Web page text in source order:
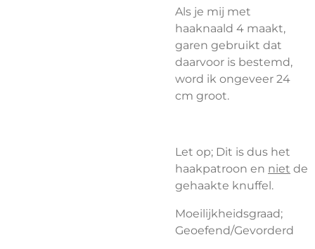
Als je mij met
haaknaald 4 maakt,
garen gebruikt dat
daarvoor is bestemd,
word ik ongeveer 24
cm groot.
Let op; Dit is dus het
haakpatroon en niet de
gehaakte knuffel.
Moeilijkheidsgraad;
Geoefend/Gevorderd